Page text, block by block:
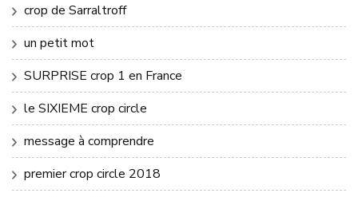
crop de Sarraltroff
un petit mot
SURPRISE crop 1 en France
le SIXIEME crop circle
message à comprendre
premier crop circle 2018